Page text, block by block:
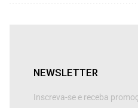
NEWSLETTER
Inscreva-se e receba